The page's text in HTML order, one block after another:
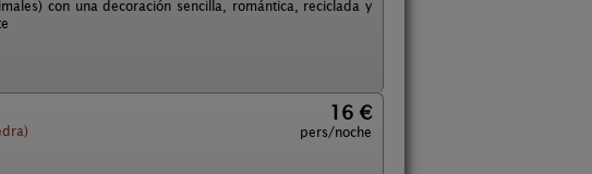
con una decoración sencilla, romántica, reciclada y
16 €
pers/noche